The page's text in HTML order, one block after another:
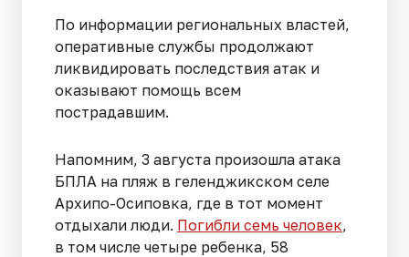
По информации региональных властей,
оперативные службы продолжают
ликвидировать последствия атак и
оказывают помощь всем
пострадавшим.
Напомним, 3 августа произошла атака
БПЛА на пляж в геленджикском селе
Архипо-Осиповка, где в тот момент
отдыхали люди. Погибли семь человек,
в том числе четыре ребенка, 58